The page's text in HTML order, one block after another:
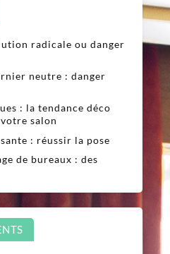
radicale ou danger
neutre : danger
: la tendance déco
salon
: réussir la pose
de bureaux : des